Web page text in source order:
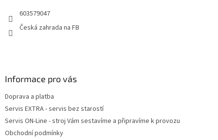
603579047
Česká zahrada na FB
Informace pro vás
Doprava a platba
Servis EXTRA - servis bez starostí
Servis ON-Line - stroj Vám sestavíme a připravíme k provozu
Obchodní podmínky